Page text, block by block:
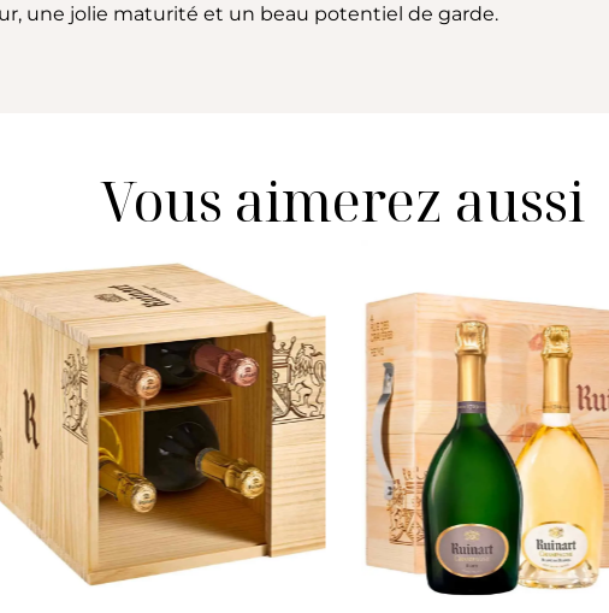
une jolie maturité et un beau potentiel de garde.
Vous aimerez aussi